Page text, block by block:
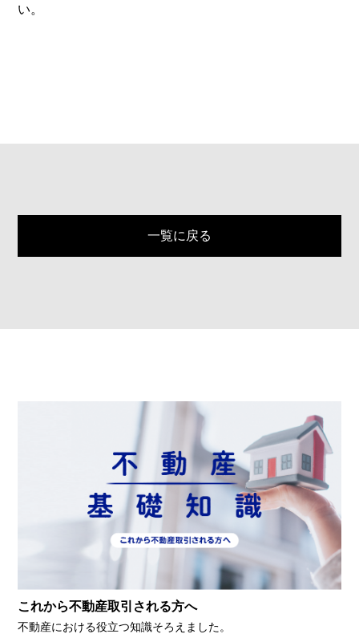
い。
一覧に戻る
これから不動産取引される方へ
不動産における役立つ知識そろえました。